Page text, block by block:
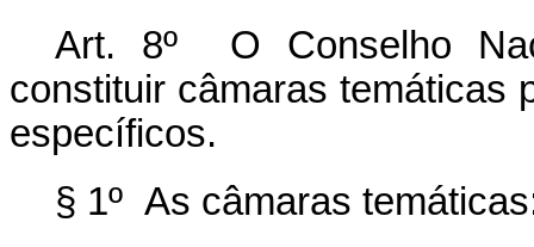
Art. 8º O Conselho
constituir câmaras temáticas
específicos.
§ 1º As câmaras